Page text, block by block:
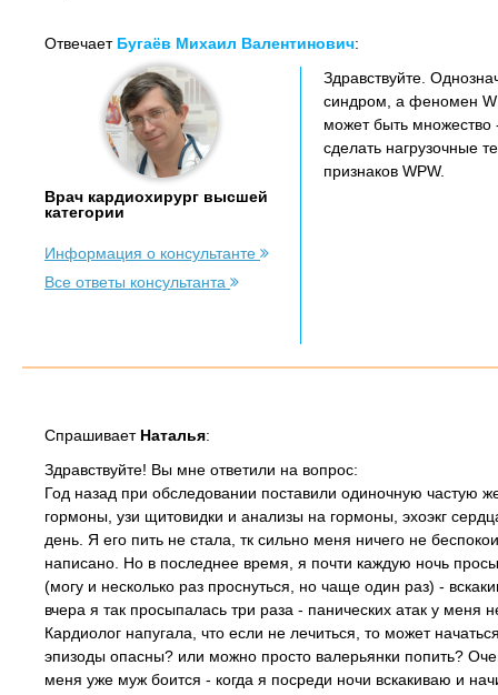
Отвечает Бугаёв Михаил Валентинович:
Врач кардиохирург высшей
категории
Информация о консультанте
Все ответы консультанта
Здравствуйте.
синдром, а феномен
может быть множество
сделать нагрузочные
признаков WPW.
Спрашивает Наталья:
Здравствуйте! Вы мне ответили на вопрос:
Год назад при обследовании поставили одиночную частую
гормоны, узи щитовидки и анализы на гормоны, эхоэкг
день. Я его пить не стала, тк сильно меня ничего не
написано. Но в последнее время, я почти каждую ночь
(могу и несколько раз проснуться, но чаще один раз) -
вчера я так просыпалась три раза - панических атак у
Кардиолог напугала, что если не лечиться, то может
эпизоды опасны? или можно просто валерьянки попить?
меня уже муж боится - когда я посреди ночи вскакиваю и